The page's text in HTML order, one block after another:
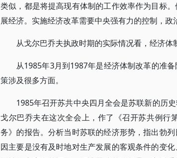
类似，都是将提高现有体制的工作效率作为目标
展经济。实施经济改革需要中央强有力的控制，政
从戈尔巴乔夫执政时期的实际情况看，经济体
从1985年3月到1987年是经济体制改革的准
策涉及很多方面。
1985年召开苏共中央四月全会是苏联新的历
戈尔巴乔夫在这次全会上，作了《召开苏共例行
务》的报告。分析当时苏联的经济形势，指出勃
因主要是没有及时地对生产发展的客观条件的变